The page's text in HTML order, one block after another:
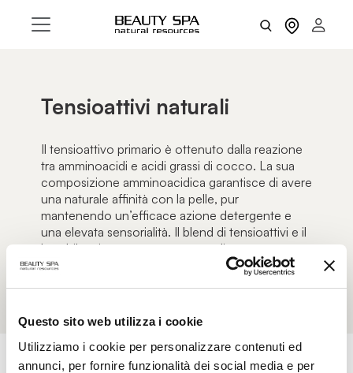
Questo sito web utilizza i cookie
Utilizziamo i cookie per personalizzare contenuti ed
annunci, per fornire funzionalità dei social media e per
Tensioattivi naturali
Il tensioattivo primario è ottenuto dalla reazione
tra amminoacidi e acidi grassi di cocco. La sua
composizione amminoacidica garantisce di avere
una naturale affinità con la pelle, pur
mantenendo un’efficace azione detergente e
una elevata sensorialità. Il blend di tensioattivi e il
loro bilanciamento permettono di avere una
schiuma ricca e cremosa.